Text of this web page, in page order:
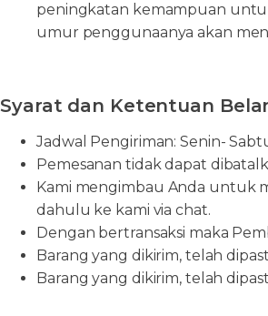
peningkatan kemampuan
umur penggunaanya akan
Syarat dan Ketentuan
Jadwal Pengiriman: Senin-
Pemesanan tidak dapat
Kami mengimbau Anda untuk
dahulu ke kami via chat.
Dengan bertransaksi maka
Barang yang dikirim, telah
Barang yang dikirim, telah